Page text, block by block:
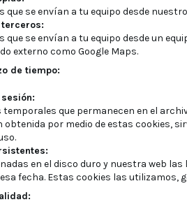
que se envían a tu equipo desde
terceros:
que se envían a tu equipo desde un
externo como Google Maps.
de tiempo:
temporales que permanecen en el
por medio de estas cookies,
en el disco duro y nuestra web
fecha. Estas cookies las